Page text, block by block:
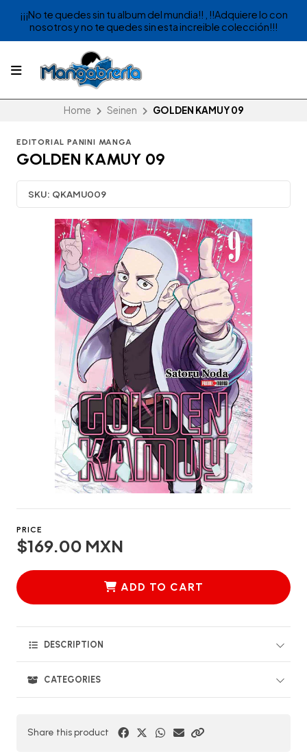
¡¡¡No te quedes sin tu album del mundia!! , !!Adquiere lo con
nosotros y no te quedes sin esta increible colección!!!
Home Seinen GOLDEN KAMUY 09
EDITORIAL PANINI MANGA
GOLDEN KAMUY 09
SKU: QKAMU009
PRICE
$169.00 MXN
ADD TO CART
DESCRIPTION
CATEGORIES
Share this product